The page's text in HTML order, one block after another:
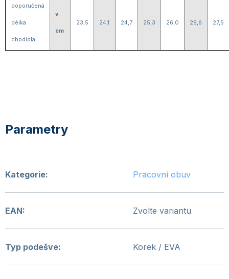
doporučená
délka
chodidla
v
cm
23,5 24,1 24,7 25,3 26,0 26,6 27,5
Kategorie: Pracovní obuv
EAN: Zvolte variantu
Typ podešve: Korek / EVA